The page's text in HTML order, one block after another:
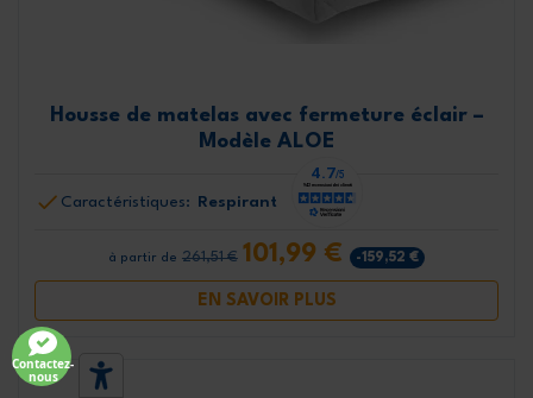
Housse de matelas avec fermeture éclair –
Modèle ALOE
Caractéristiques: Respirant
à partir de 261,51 € 101,99 € -159,52 €
EN SAVOIR PLUS
Contactez-
nous